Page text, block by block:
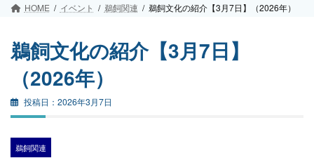
HOME イベント 鵜飼関連 鵜飼文化の紹介【3月7日】（2026年）
鵜飼文化の紹介【3月7日】
（2026年）
2026年3月7日
鵜飼関連